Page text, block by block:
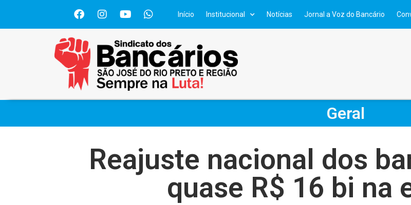
Início Institucional Notícias Jornal a Voz do Bancário
Geral
Reajuste nacional dos
quase R$ 16 bi na